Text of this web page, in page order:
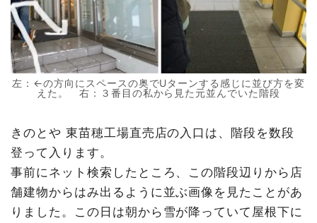
左：←の方向にスペースの奥でUターンする感じに並び方を変
えた。 右：３番目の私から見た元並んでいた階段
きのとや 東苗穂工場直売店の入口は、階段を数段
登って入ります。
事前にネット検索したところ、この階段辺りから店
舗建物からはみ出るように並ぶ画像を見たことがあ
りました。この日は朝から雪が降っていて屋根下に